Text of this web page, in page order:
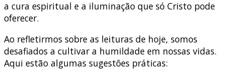
a cura espiritual e a iluminação que só Cristo pode
oferecer.
Ao refletirmos sobre as leituras de hoje, somos
desafiados a cultivar a humildade em nossas vidas.
Aqui estão algumas sugestões práticas: